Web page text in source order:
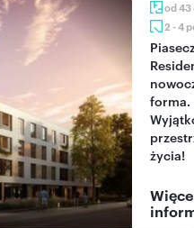
od 43
2 - 4
Piaseczno
forma.
życia!